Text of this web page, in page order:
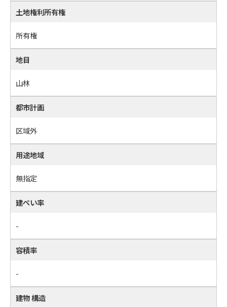
土地権利所有権
所有権
地目
山林
都市計画
区域外
用途地域
無指定
建ぺい率
-
容積率
-
建物 構造